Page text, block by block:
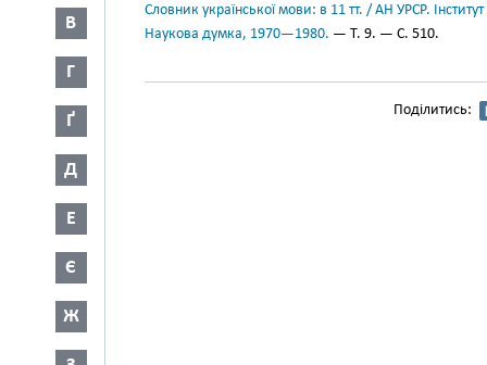
В
Г
Ґ
Д
Е
Є
Ж
Словник української мови: в 11 тт. / АН УРСР.
Наукова думка, 1970—1980. — Т. 9. — С. 510.
Поділитись: